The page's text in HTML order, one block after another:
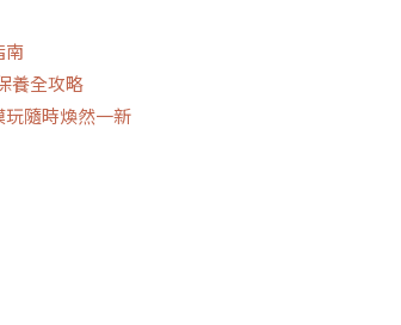
南
養全攻略
隨時煥然一新